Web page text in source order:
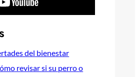
del bienestar
revisar si su perro o